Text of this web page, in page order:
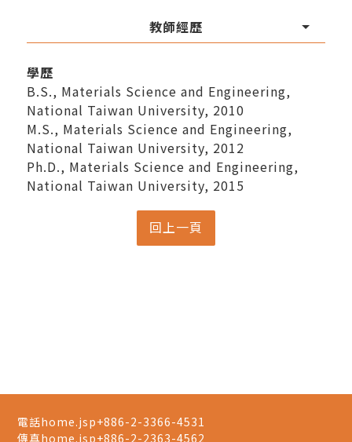
教師經歷
學歷
B.S., Materials Science and Engineering,
National Taiwan University, 2010
M.S., Materials Science and Engineering,
National Taiwan University, 2012
Ph.D., Materials Science and Engineering,
National Taiwan University, 2015
電話home.jsp+886-2-3366-4531
傳真home.jsp+886-2-2363-4562